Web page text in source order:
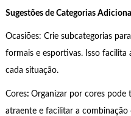
Sugestões de Categorias
Ocasiões: Crie subcategorias
formais e esportivas. Isso facilita
cada situação.
Cores: Organizar por cores pode
atraente e facilitar a combinação